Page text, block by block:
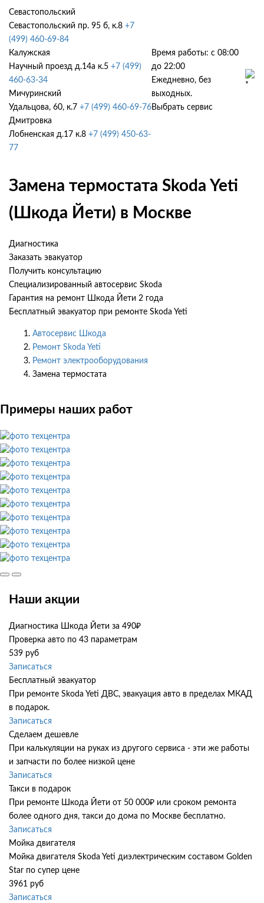
Севастопольский
Севастопольский пр. 95 б, к.8 +7
(499) 460-69-84
Калужская
Научный проезд д.14а к.5 +7 (499)
460-63-34
Мичуринский
Удальцова, 60, к.7 +7 (499) 460-69-76
Дмитровка
Лобненская д.17 к.8 +7 (499) 450-63-
77
Время работы: с 08:00
до 22:00
Ежедневно, без
выходных.
Выбрать сервис
Замена термостата Skoda Yeti
(Шкода Йети) в Москве
Диагностика
Заказать эвакуатор
Получить консультацию
Специализированный автосервис Skoda
Гарантия на ремонт Шкода Йети 2 года
Бесплатный эвакуатор при ремонте Skoda Yeti
Автосервис Шкода
Ремонт Skoda Yeti
Ремонт электрооборудования
Замена термостата
Примеры наших работ
Наши акции
Диагностика Шкода Йети за 490₽
Проверка авто по 43 параметрам
539 руб
Записаться
Бесплатный эвакуатор
При ремонте Skoda Yeti ДВС, эвакуация авто в пределах МКАД
в подарок.
Записаться
Сделаем дешевле
При калькуляции на руках из другого сервиса - эти же работы
и запчасти по более низкой цене
Записаться
Такси в подарок
При ремонте Шкода Йети от 50 000₽ или сроком ремонта
более одного дня, такси до дома по Москве бесплатно.
Записаться
Мойка двигателя
Мойка двигателя Skoda Yeti диэлектрическим составом Golden
Star по супер цене
3961 руб
Записаться